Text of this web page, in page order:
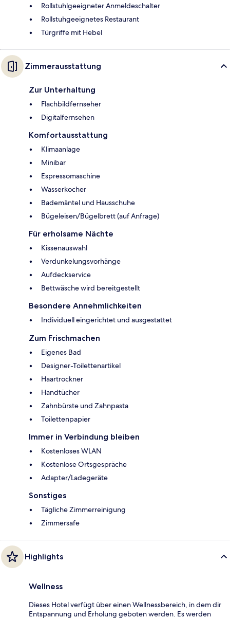
Rollstuhlgeeigneter Anmeldeschalter
Rollstuhgeeignetes Restaurant
Türgriffe mit Hebel
Zimmerausstattung
Zur Unterhaltung
Flachbildfernseher
Digitalfernsehen
Komfortausstattung
Klimaanlage
Minibar
Espressomaschine
Wasserkocher
Bademäntel und Hausschuhe
Bügeleisen/Bügelbrett (auf Anfrage)
Für erholsame Nächte
Kissenauswahl
Verdunkelungsvorhänge
Aufdeckservice
Bettwäsche wird bereitgestellt
Besondere Annehmlichkeiten
Individuell eingerichtet und ausgestattet
Zum Frischmachen
Eigenes Bad
Designer-Toilettenartikel
Haartrockner
Handtücher
Zahnbürste und Zahnpasta
Toilettenpapier
Immer in Verbindung bleiben
Kostenloses WLAN
Kostenlose Ortsgespräche
Adapter/Ladegeräte
Sonstiges
Tägliche Zimmerreinigung
Zimmersafe
Highlights
Wellness
Dieses Hotel verfügt über einen Wellnessbereich, in dem dir
Entspannung und Erholung geboten werden. Es werden